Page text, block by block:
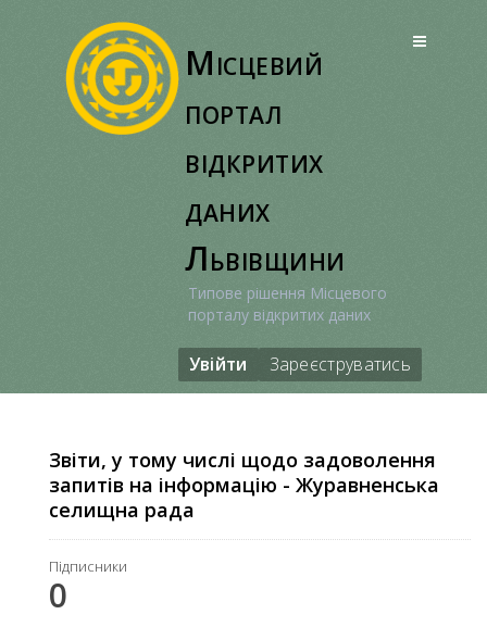
Місцевий
портал
відкритих
даних
Львівщини
Типове рішення Місцевого
порталу відкритих даних
Увійти Зареєструватись
Звіти, у тому числі щодо задоволення
запитів на інформацію - Журавненська
селищна рада
Підписники
0